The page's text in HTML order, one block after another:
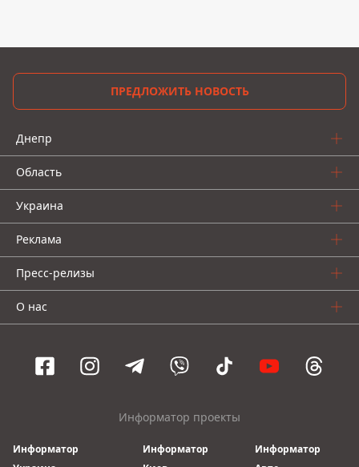
ПРЕДЛОЖИТЬ НОВОСТЬ
Днепр
Область
Украина
Реклама
Пресс-релизы
О нас
Информатор проекты
Информатор
Информатор
Информатор